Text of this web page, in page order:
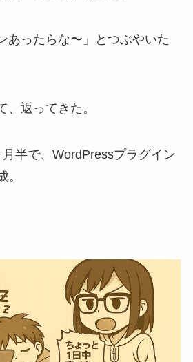
あったらな〜」とつぶやいた
、返ってきた。
半で、WordPressプラグイン
。